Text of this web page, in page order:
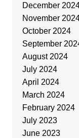
December
November
October 2024
September
August 2024
July 2024
April 2024
March 2024
February 2024
July 2023
June 2023